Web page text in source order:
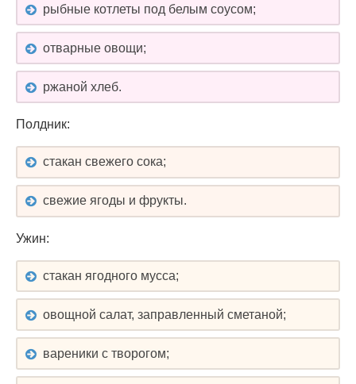
рыбные котлеты под белым соусом;
отварные овощи;
ржаной хлеб.
Полдник:
стакан свежего сока;
свежие ягоды и фрукты.
Ужин:
стакан ягодного мусса;
овощной салат, заправленный сметаной;
вареники с творогом;